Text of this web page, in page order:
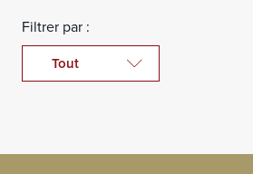
Filtrer par :